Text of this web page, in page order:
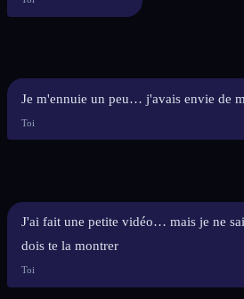
Je m'ennuie un peu… j'avais envie de
Toi
J'ai fait une petite vidéo… mais je ne
dois te la montrer
Toi